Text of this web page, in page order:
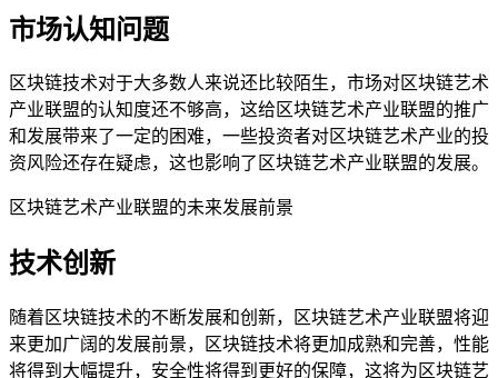
市场认知问题
区块链技术对于大多数人来说还比较陌生，市场对区块链艺术
产业联盟的认知度还不够高，这给区块链艺术产业联盟的推广
和发展带来了一定的困难，一些投资者对区块链艺术产业的投
资风险还存在疑虑，这也影响了区块链艺术产业联盟的发展。
区块链艺术产业联盟的未来发展前景
技术创新
随着区块链技术的不断发展和创新，区块链艺术产业联盟将迎
来更加广阔的发展前景，区块链技术将更加成熟和完善，性能
将得到大幅提升，安全性将得到更好的保障，这将为区块链艺